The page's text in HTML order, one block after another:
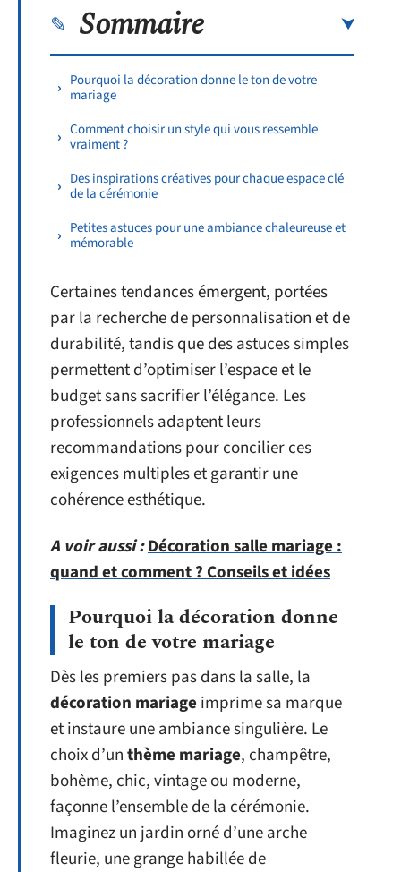
Sommaire
Pourquoi la décoration donne le ton de votre
mariage
Comment choisir un style qui vous ressemble
vraiment ?
Des inspirations créatives pour chaque espace clé
de la cérémonie
Petites astuces pour une ambiance chaleureuse et
mémorable
Certaines tendances émergent, portées
par la recherche de personnalisation et de
durabilité, tandis que des astuces simples
permettent d’optimiser l’espace et le
budget sans sacrifier l’élégance. Les
professionnels adaptent leurs
recommandations pour concilier ces
exigences multiples et garantir une
cohérence esthétique.
A voir aussi :Décoration salle mariage :
quand et comment ? Conseils et idées
Pourquoi la décoration donne
le ton de votre mariage
Dès les premiers pas dans la salle, la
décoration mariage imprime sa marque
et instaure une ambiance singulière. Le
choix d’unthème mariage, champêtre,
bohème, chic, vintage ou moderne,
façonne l’ensemble de la cérémonie.
Imaginez un jardin orné d’une arche
fleurie, une grange habillée de